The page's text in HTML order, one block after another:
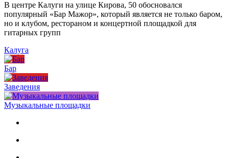
В центре Калуги на улице Кирова, 50 обосновался
популярный «Бар Мажор», который является не только баром,
но и клубом, рестораном и концертной площадкой для
гитарных групп
Калуга
Бар
Заведения
Музыкальные площадки